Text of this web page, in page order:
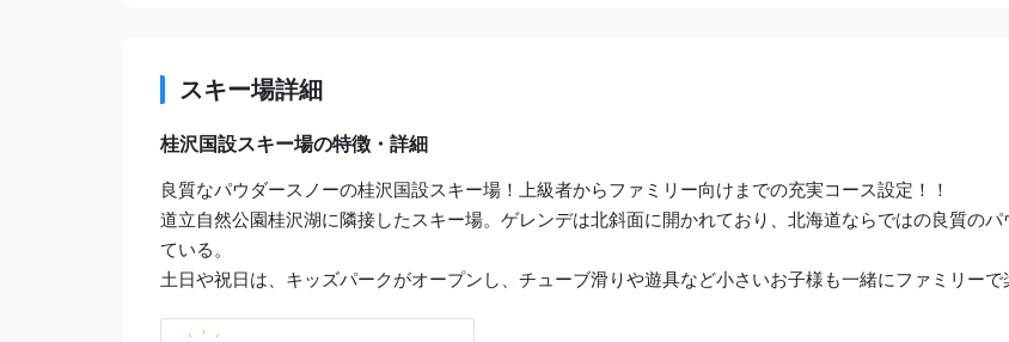
スキー場詳細
桂沢国設スキー場の特徴・詳細
良質なパウダースノーの桂沢国設スキー場！上級者からファミリー向けまでの充実コース設定！！
道立自然公園桂沢湖に隣接したスキー場。ゲレンデは北斜面に開かれており、北海道ならではの良質の
ている。
土日や祝日は、キッズパークがオープンし、チューブ滑りや遊具など小さいお子様も一緒にファミリーで